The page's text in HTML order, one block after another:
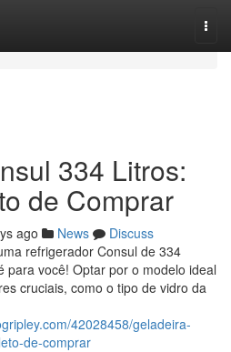
334 Litros:
de Comprar
ago News
Discuss
refrigerador Consul de 334
para você! Optar por o modelo ideal
cruciais, como o tipo de vidro da
42028458/geladeira-
de-comprar